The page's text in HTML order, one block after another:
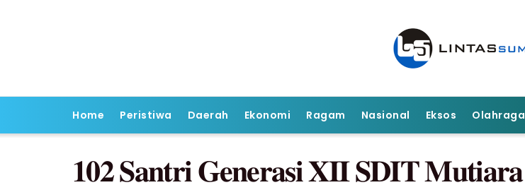
Home Peristiwa Daerah Ekonomi Ragam Nasional Eksos Olahraga
𝟏𝟎𝟐 𝐒𝐚𝐧𝐭𝐫𝐢 𝐆𝐞𝐧𝐞𝐫𝐚𝐬𝐢 𝐗𝐈𝐈 𝐒𝐃𝐈𝐓 𝐌𝐮𝐭𝐢𝐚𝐫𝐚